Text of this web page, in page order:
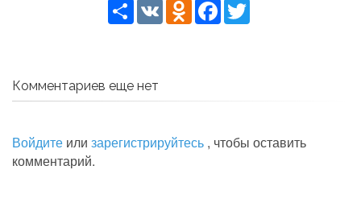
ShareVK Odnoklassniki
Facebook
Twitter
Комментариев еще нет
Войдите или зарегистрируйтесь , чтобы оставить
комментарий.